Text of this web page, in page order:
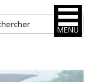
MENU